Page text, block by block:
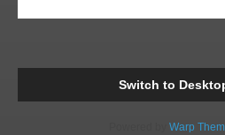
Switch to
Warp